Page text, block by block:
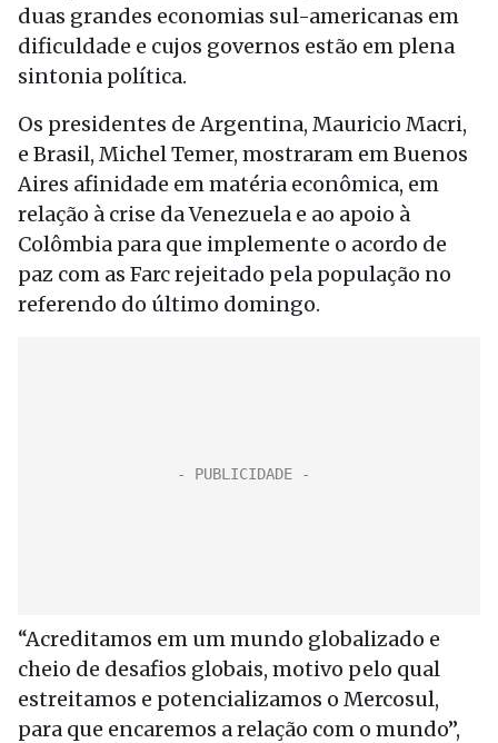
duas grandes economias sul-americanas em
dificuldade e cujos governos estão em plena
sintonia política.
Os presidentes de Argentina, Mauricio Macri,
e Brasil, Michel Temer, mostraram em Buenos
Aires afinidade em matéria econômica, em
relação à crise da Venezuela e ao apoio à
Colômbia para que implemente o acordo de
paz com as Farc rejeitado pela população no
referendo do último domingo.
“Acreditamos em um mundo globalizado e
cheio de desafios globais, motivo pelo qual
estreitamos e potencializamos o Mercosul,
para que encaremos a relação com o mundo”,